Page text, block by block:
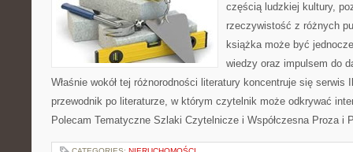
częścią ludzkiej kultury,
rzeczywistość z różnych
książka może być
wiedzy oraz impulsem do
Właśnie wokół tej różnorodności literatury koncentruje się serwis
przewodnik po literaturze, w którym czytelnik może odkrywać
Polecam Tematyczne Szlaki Czytelnicze i Współczesna Proza